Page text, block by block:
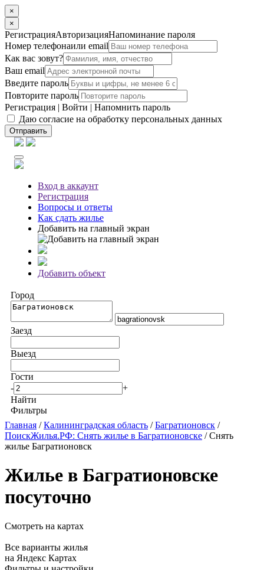
×
×
РегистрацияАвторизацияНапоминание пароля
Номер телефонаили email
Как вас зовут?
Ваш email
Введите пароль
Повторите пароль
Регистрация | Войти | Напомнить пароль
Даю согласие на обработку персональных данных
Отправить
Вход в аккаунт
Регистрация
Вопросы и ответы
Как сдать жилье
Добавить на главный экран
Добавить объект
Город
Заезд
Выезд
Гости
-
+
Найти
Фильтры
Главная /Калининградская область /Багратионовск /
ПоискЖилья.РФ: Снять жилье в Багратионовске / Снять
жилье Багратионовск
Жилье в Багратионовске
посуточно
Смотреть на картах
Все варианты жилья
на Яндекс Картах